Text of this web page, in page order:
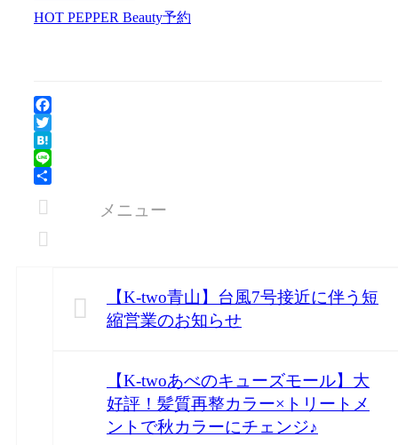
HOT PEPPER Beauty予約
Facebook
Twitter
Hatena
Line
有
メニュー
【K-two青山】台風7号接近に伴う短
縮営業のお知らせ
【K-twoあべのキューズモール】大
好評！髪質再整カラー×トリートメ
ントで秋カラーにチェンジ♪